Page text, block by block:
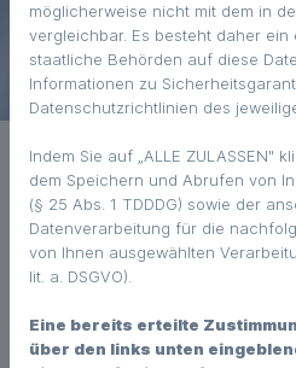
Was gibt es
Insbesondere
Vielzahl an Budgets
Honorarberechnung und -
vertragsärztlichen Tätigkeit
möglicherweise nicht mit dem in
vergleichbar. Es besteht daher ein
staatliche Behörden auf diese
Informationen zu
Datenschutzrichtlinien des
Indem Sie auf „ALLE ZULASSEN"
dem Speichern und Abrufen von
(§ 25 Abs. 1 TDDDG) sowie der
Datenverarbeitung für die
von Ihnen ausgewählten
lit. a. DSGVO).
Eine bereits erteilte
über den links unten